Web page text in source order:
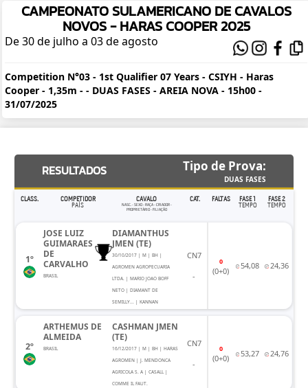
CAMPEONATO SULAMERICANO DE CAVALOS
NOVOS - HARAS COOPER 2025
De 30 de julho a 03 de agosto
Competition N°03 - 1st Qualifier 07 Years - CSIYH - Haras
Cooper - 1,35m - - DUAS FASES - AREIA NOVA - 15h00 -
31/07/2025
RESULTADOS Tipo de Prova:
DUAS FASES
CLASS.
COMPETIDOR
PAÍS
CAVALO
NASC. - SEXO - RAÇA - CRIADOR -
PROPRIETÁRIO - FILIAÇÃO
CAT. FALTAS
FASE 1
TEMPO
FASE 2
TEMPO
1º
JOSE LUIZ
GUIMARAES
DE
CARVALHO
BRASIL
DIAMANTHUS
JMEN (TE)
30/10/2017 | M | BH |
AGROMEN AGROPECUARIA
LTDA. | MARIO JOAO BOFF
NETO | DIAMANT DE
SEMILLY... | KANNAN
CN7
-
0
(0+0)
54,08 24,36
2º
ARTHEMUS DE
ALMEIDA
BRASIL
CASHMAN JMEN
(TE)
16/12/2017 | M | BH | HARAS
AGROMEN | J. MENDONCA
AGRICOLA S. A | CASALL |
COMME IL FAUT.
CN7
-
0
(0+0) 53,27 24,76